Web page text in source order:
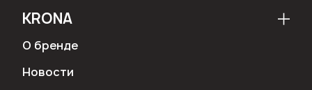
KRONA
О бренде
Новости